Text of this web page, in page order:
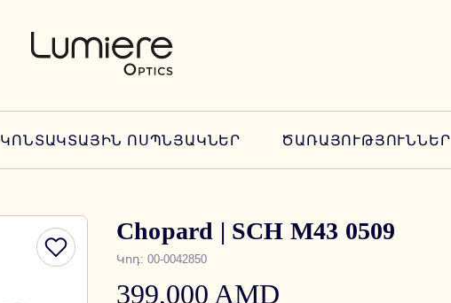
ԿՈՆՏԱԿՏԱՅԻՆ ՈՍՊՆՅԱԿՆԵՐ ԾԱՌԱՅՈՒԹՅՈՒՆՆԵՐ
Chopard | SCH M43 0509
Կոդ: 00-0042850
399,000 AMD